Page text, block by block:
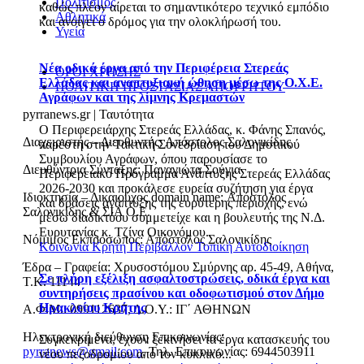
καθώς πλέον αίρεται το σημαντικότερο τεχνικό εμπόδιο
και ανοίγει ο δρόμος για την ολοκλήρωσή του.
Νέα οδικά έργα από την Περιφέρεια Στερεάς
Ελλάδας και αναπτυξιακή ώθηση μέσω της Ο.Χ.Ε.
Αγράφων και της λίμνης Κρεμαστών
Ο Περιφερειάρχης Στερεάς Ελλάδας, κ. Φάνης Σπανός,
παρέστη στην Τακτική Συνεδρίαση του Δημοτικού
Συμβουλίου Αγράφων, όπου παρουσίασε το
Περιφερειακό Πρόγραμμα Ανάπτυξης Στερεάς Ελλάδας
2026-2030 και προκάλεσε ευρεία συζήτηση για έργα
και δράσεις ανάπτυξης της ευρύτερης περιοχής, ενώ
μέσω διαδικτύου συμμετείχε και η βουλευτής της Ν.Δ.
Ευρυτανίας κ. Τζίνα Οικονόμου.
ΚοινωνίαΚρήτηΠεριβάλλονΤοπική Αυτοδιοίκηση
Σε πλήρη εξέλιξη ασφαλτοστρώσεις, οδικά έργα και
συντηρήσεις πρασίνου και οδοφωτισμού στον Δήμο
Ηρακλείου Κρήτης
Συγκεκριμένα, έχουν ξεκινήσει τα έργα κατασκευής του
νέου πεζοδρομίου από τον κυκλικό...
Αθλητικά
Υγεία
ΟΡΟΙ ΧΡΗΣΗΣ
ΠΟΛΙΤΙΚΗ ΠΡΟΣΤΑΣΙΑΣ ΑΠΟΡΡΗΤΟΥ
pyrranews.gr | Ταυτότητα
Διαχειριστής – Διευθυντής: Απόστολος Σαλονικίδης
Διευθύντρια Σύνταξης: Παναγιώτα Σούγια
Ιδιοκτησία – Δικαιούχος domain name: Απόστολος
Σαλονικίδης & ΣΙΑ Ο.Ε.
Νόμιμος Εκπρόσωπος: Απόστολος Σαλονικίδης
Έδρα – Γραφεία: Χρυσοστόμου Σμύρνης αρ. 45-49, Αθήνα,
Τ.Κ. 11144
Α.Φ.Μ.: 099112637, Δ.Ο.Υ.: ΙΓ΄ ΑΘΗΝΩΝ
Ηλεκτρονική διεύθυνση Επικοινωνίας:
pyrranews@gmail.com, Τηλ. Επικοινωνίας: 6944503911